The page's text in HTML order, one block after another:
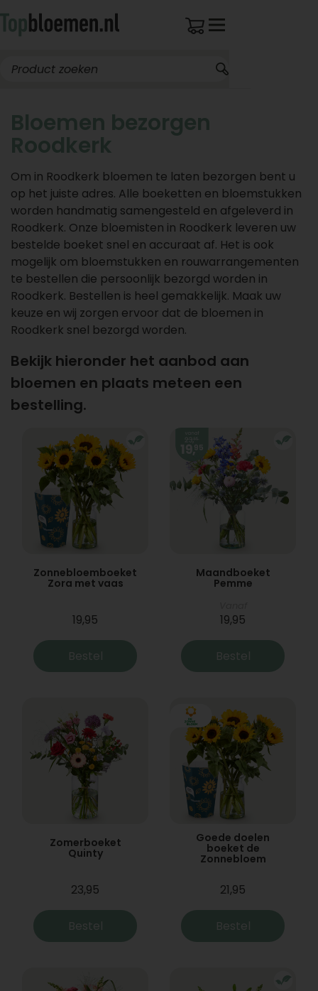
Bloemen bezorgen
Roodkerk
Om in Roodkerk bloemen te laten bezorgen bent u
op het juiste adres. Alle boeketten en bloemstukken
worden handmatig samengesteld en afgeleverd in
Roodkerk. Onze bloemisten in Roodkerk leveren uw
bestelde boeket snel en accuraat af. Het is ook
mogelijk om bloemstukken en rouwarrangementen
te bestellen die persoonlijk bezorgd worden in
Roodkerk. Bestellen is heel gemakkelijk. Maak uw
keuze en wij zorgen ervoor dat de bloemen in
Roodkerk snel bezorgd worden.
Bekijk hieronder het aanbod aan
bloemen en plaats meteen een
bestelling.
Zonnebloemboeket
Zora met vaas
19,95
Bestel
Maandboeket
Pemme
19,95
Bestel
Zomerboeket
Quinty
23,95
Bestel
Goede doelen
boeket de
Zonnebloem
21,95
Bestel